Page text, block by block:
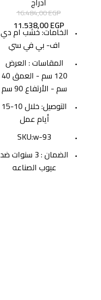
16.484,00EGP
11.538,00EGP
الخامات: خشب ام دي
اف- بي في سي
المقاسات : العرض
120 سم - العمق 40
سم - الأرتفاع 90 سم
التوصيل: خلال 10-15
أيام عمل
SKU:w-93
الضمان : 3 سنوات ضد
عيوب الصناعه